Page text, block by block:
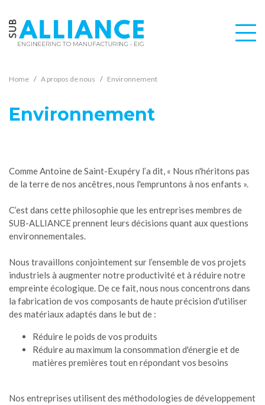
Home A propos de nous Environnement
Environnement
Comme Antoine de Saint-Exupéry l’a dit, « Nous n'héritons pas
de la terre de nos ancêtres, nous l'empruntons à nos enfants ».
C’est dans cette philosophie que les entreprises membres de
SUB-ALLIANCE prennent leurs décisions quant aux questions
environnementales.
Nous travaillons conjointement sur l’ensemble de vos projets
industriels à augmenter notre productivité et à réduire notre
empreinte écologique. De ce fait, nous nous concentrons dans
la fabrication de vos composants de haute précision d'utiliser
des matériaux adaptés dans le but de :
Réduire le poids de vos produits
Réduire au maximum la consommation d'énergie et de
matières premières tout en répondant vos besoins
Nos entreprises utilisent des méthodologies de développement